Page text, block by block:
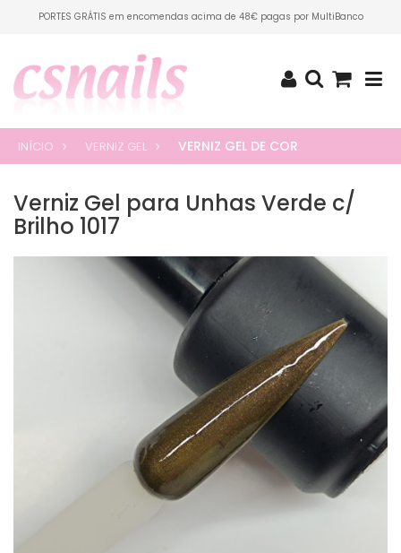
PORTES GRÁTIS em encomendas acima de 48€ pagas por MultiBanco
INÍCIO VERNIZ GEL VERNIZ GEL DE COR
Verniz Gel para Unhas Verde c/
Brilho 1017